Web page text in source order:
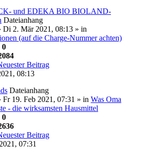
und EDEKA BIO BIOLAND-
Dateianhang
Di 2. Mär 2021, 08:13 » in
(auf die Charge-Nummer achten)
0
Beitrag
08:13
Dateianhang
Fr 19. Feb 2021, 07:31 » in Was Oma
- die wirksamsten Hausmittel
0
Beitrag
07:31